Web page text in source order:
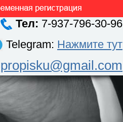
Тел: 7-937-796-30-96
Telegram: Нажмите тут